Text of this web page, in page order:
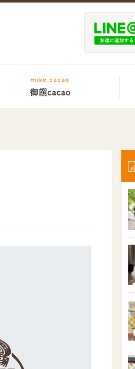
mike cacao
御饌cacao